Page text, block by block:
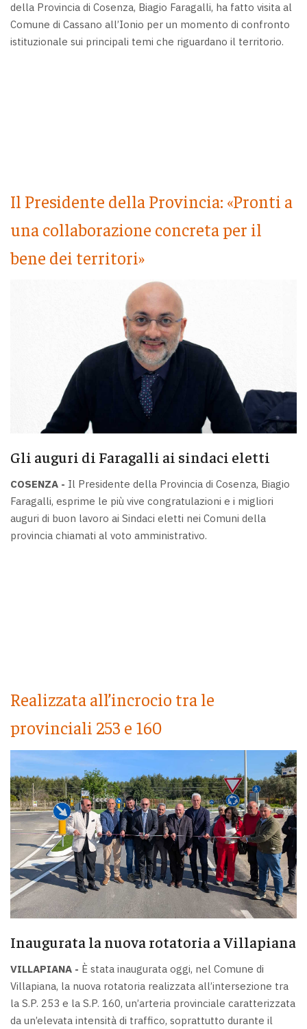
della Provincia di Cosenza, Biagio Faragalli, ha fatto visita al
Comune di Cassano all’Ionio per un momento di confronto
istituzionale sui principali temi che riguardano il territorio.
Il Presidente della Provincia: «Pronti a
una collaborazione concreta per il
bene dei territori»
Gli auguri di Faragalli ai sindaci eletti
COSENZA - Il Presidente della Provincia di Cosenza, Biagio
Faragalli, esprime le più vive congratulazioni e i migliori
auguri di buon lavoro ai Sindaci eletti nei Comuni della
provincia chiamati al voto amministrativo.
Realizzata all’incrocio tra le
provinciali 253 e 160
Inaugurata la nuova rotatoria a Villapiana
VILLAPIANA - È stata inaugurata oggi, nel Comune di
Villapiana, la nuova rotatoria realizzata all’intersezione tra
la S.P. 253 e la S.P. 160, un’arteria provinciale caratterizzata
da un’elevata intensità di traffico, soprattutto durante il